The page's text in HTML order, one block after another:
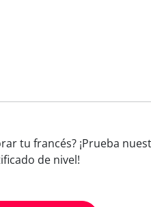
tu francés? ¡Prueba
de nivel!